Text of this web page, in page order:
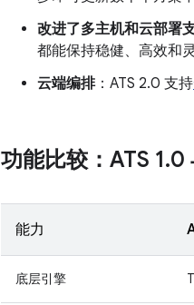
改进了多主机和云部署
都能保持稳健、高效和灵
云端编排：ATS 2.0 支持
功能比较：ATS 1.0
能力
底层引擎